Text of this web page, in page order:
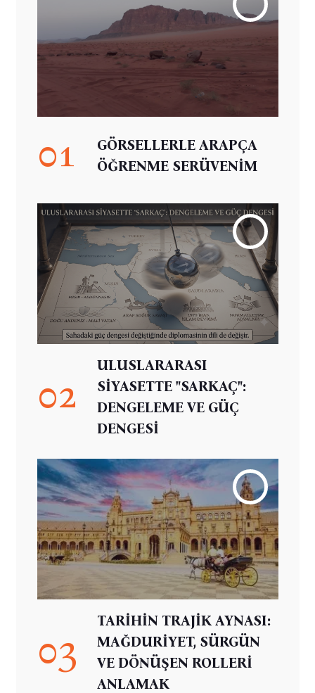
01
GÖRSELLERLE ARAPÇA
ÖĞRENME SERÜVENİM
02
ULUSLARARASI
SİYASETTE "SARKAÇ":
DENGELEME VE GÜÇ
DENGESİ
03
TARİHİN TRAJİK AYNASI:
MAĞDURİYET, SÜRGÜN
VE DÖNÜŞEN ROLLERİ
ANLAMAK